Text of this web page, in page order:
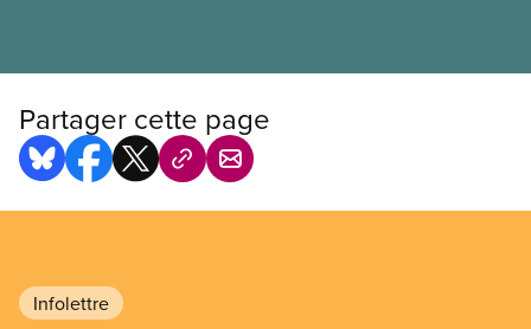
Partager cette page
Infolettre